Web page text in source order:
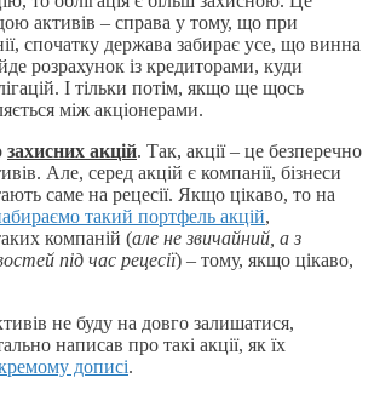
активів – справа у тому, що при
спочатку держава забирає усе, що винна
розрахунок із кредиторами, куди
І тільки потім, якщо ще щось
між акціонерами.
захисних акцій. Так, акції – це безперечно
Але, серед акцій є компанії, бізнеси
саме на рецесії. Якщо цікаво, то на
такий портфель акцій,
компаній (але не звичайний, а з
під час рецесії) – тому, якщо цікаво,
не буду на довго залишатися,
написав про такі акції, як їх
дописі.